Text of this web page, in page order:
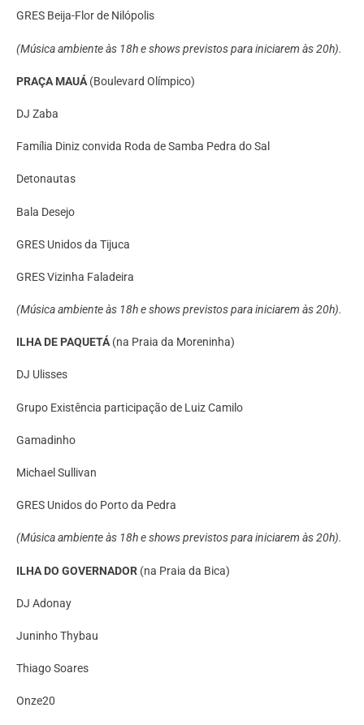
GRES Beija-Flor de Nilópolis
(Música ambiente às 18h e shows previstos para iniciarem às 20h).
PRAÇA MAUÁ (Boulevard Olímpico)
DJ Zaba
Família Diniz convida Roda de Samba Pedra do Sal
Detonautas
Bala Desejo
GRES Unidos da Tijuca
GRES Vizinha Faladeira
(Música ambiente às 18h e shows previstos para iniciarem às 20h).
ILHA DE PAQUETÁ(na Praia da Moreninha)
DJ Ulisses
Grupo Existência participação de Luiz Camilo
Gamadinho
Michael Sullivan
GRES Unidos do Porto da Pedra
(Música ambiente às 18h e shows previstos para iniciarem às 20h).
ILHA DO GOVERNADOR (na Praia da Bica)
DJ Adonay
Juninho Thybau
Thiago Soares
Onze20